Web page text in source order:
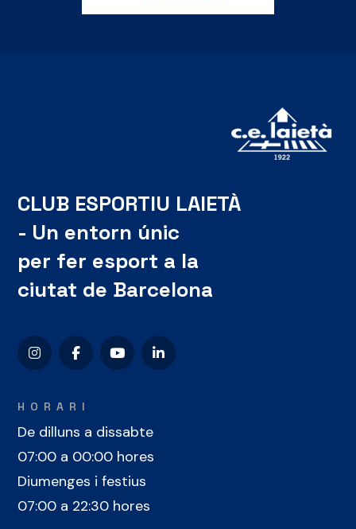
CLUB ESPORTIU LAIETÀ
- Un entorn únic
per fer esport a la
ciutat de Barcelona
HORARI
De dilluns a dissabte
07:00 a 00:00 hores
Diumenges i festius
07:00 a 22:30 hores